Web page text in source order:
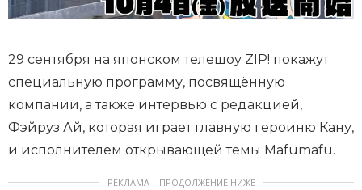
29 сентября на японском телешоу ZIP! покажут
специальную программу, посвящённую
компании, а также интервью с редакцией,
Фэйруз Ай, которая играет главную героиню Кану,
и исполнителем открывающей темы Mafumafu.
РЕКЛАМА – ПРОДОЛЖЕНИЕ НИЖЕ